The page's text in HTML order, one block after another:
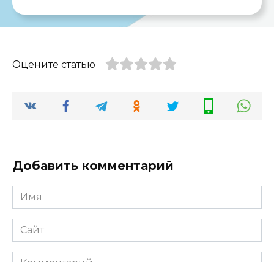
Оцените статью
Добавить комментарий
Имя
*
Сайт
Комментарий